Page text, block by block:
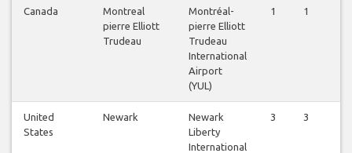
Canada
Montreal
pierre Elliott
Trudeau
Montréal-
pierre Elliott
Trudeau
International
Airport
(YUL)
1 1
United
States
Newark
Newark
Liberty
International
3 3